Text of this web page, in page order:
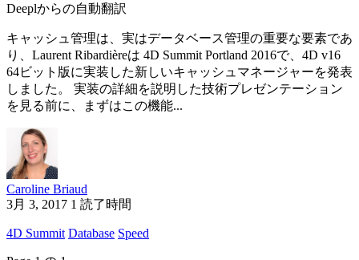
Deeplからの自動翻訳
キャッシュ管理は、実はデータベース管理の重要な要素であ
り、Laurent Ribardièreは 4D Summit Portland 2016で、4D v16
64ビット版に実装した新しいキャッシュマネージャーを発表
しました。 実装の詳細を説明した技術プレゼンテーション
を見る前に、まずはこの機能...
Caroline Briaud
3月 3, 2017 1 読了時間
4D Summit Database Speed